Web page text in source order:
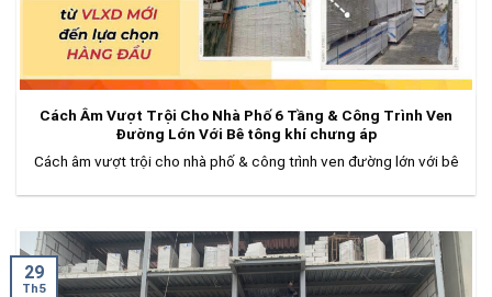
Cách Âm Vượt Trội Cho Nhà Phố 6 Tầng & Công Trình Ven
Đường Lớn Với Bê tông khí chưng áp
Cách âm vượt trội cho nhà phố & công trình ven đường lớn với bê
29
Th5